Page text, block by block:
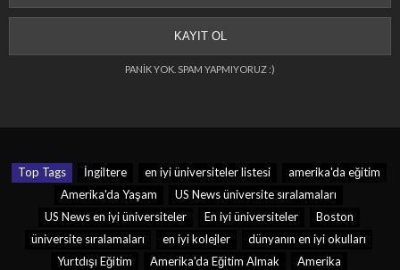
PANİK YOK. SPAM YAPMIYORUZ :)
Top Tags İngiltere en iyi üniversiteler listesi
amerika'da eğitim
Amerika'da Yaşam
US News üniversite sıralamaları
US News en iyi üniversiteler
En iyi üniversiteler
Boston
üniversite sıralamaları
en iyi kolejler
dünyanın en iyi okulları
Yurtdışı Eğitim
Amerika'da Eğitim Almak
Amerika